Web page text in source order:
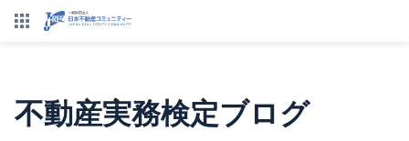
不動産実務検定ブログ